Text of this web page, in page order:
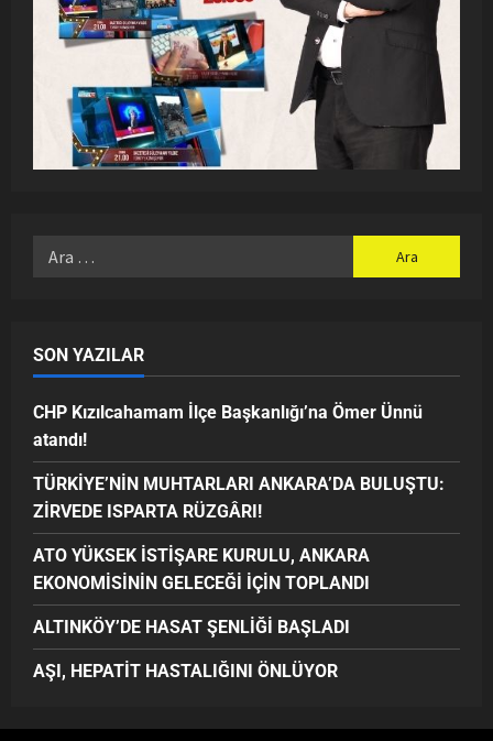
SON YAZILAR
CHP Kızılcahamam İlçe Başkanlığı’na Ömer Ünnü
atandı!
TÜRKİYE’NİN MUHTARLARI ANKARA’DA BULUŞTU:
ZİRVEDE ISPARTA RÜZGÂRI!
ATO YÜKSEK İSTİŞARE KURULU, ANKARA
EKONOMİSİNİN GELECEĞİ İÇİN TOPLANDI
ALTINKÖY’DE HASAT ŞENLİĞİ BAŞLADI
AŞI, HEPATİT HASTALIĞINI ÖNLÜYOR